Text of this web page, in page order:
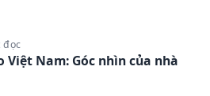
đọc
Nam: Góc nhìn của nhà